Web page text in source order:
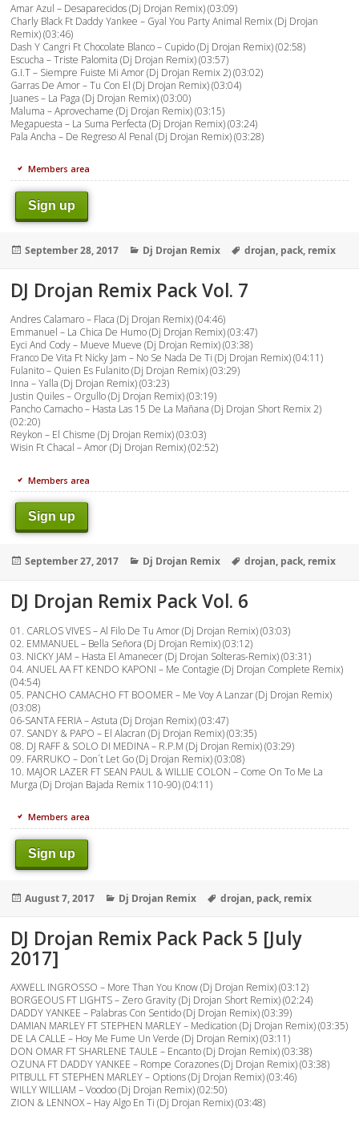
Amar Azul – Desaparecidos (Dj Drojan Remix) (03:09)
Charly Black Ft Daddy Yankee – Gyal You Party Animal Remix (Dj Drojan
Remix) (03:46)
Dash Y Cangri Ft Chocolate Blanco – Cupido (Dj Drojan Remix) (02:58)
Escucha – Triste Palomita (Dj Drojan Remix) (03:57)
G.I.T – Siempre Fuiste Mi Amor (Dj Drojan Remix 2) (03:02)
Garras De Amor – Tu Con El (Dj Drojan Remix) (03:04)
Juanes – La Paga (Dj Drojan Remix) (03:00)
Maluma – Aprovechame (Dj Drojan Remix) (03:15)
Megapuesta – La Suma Perfecta (Dj Drojan Remix) (03:24)
Pala Ancha – De Regreso Al Penal (Dj Drojan Remix) (03:28)
Members area
Sign up
Posted
September 28, 2017 Categories
Dj Drojan Remix Tags
drojan, pack, remix
DJ Drojan Remix Pack Vol. 7
Andres Calamaro – Flaca (Dj Drojan Remix) (04:46)
Emmanuel – La Chica De Humo (Dj Drojan Remix) (03:47)
Eyci And Cody – Mueve Mueve (Dj Drojan Remix) (03:38)
Franco De Vita Ft Nicky Jam – No Se Nada De Ti (Dj Drojan Remix) (04:11)
Fulanito – Quien Es Fulanito (Dj Drojan Remix) (03:29)
Inna – Yalla (Dj Drojan Remix) (03:23)
Justin Quiles – Orgullo (Dj Drojan Remix) (03:19)
Pancho Camacho – Hasta Las 15 De La Mañana (Dj Drojan Short Remix 2)
(02:20)
Reykon – El Chisme (Dj Drojan Remix) (03:03)
Wisin Ft Chacal – Amor (Dj Drojan Remix) (02:52)
Members area
Sign up
Posted
September 27, 2017 Categories
Dj Drojan Remix Tags
drojan, pack, remix
DJ Drojan Remix Pack Vol. 6
01. CARLOS VIVES – Al Filo De Tu Amor (Dj Drojan Remix) (03:03)
02. EMMANUEL – Bella Señora (Dj Drojan Remix) (03:12)
03. NICKY JAM – Hasta El Amanecer (Dj Drojan Solteras-Remix) (03:31)
04. ANUEL AA FT KENDO KAPONI – Me Contagie (Dj Drojan Complete Remix)
(04:54)
05. PANCHO CAMACHO FT BOOMER – Me Voy A Lanzar (Dj Drojan Remix)
(03:08)
06-SANTA FERIA – Astuta (Dj Drojan Remix) (03:47)
07. SANDY & PAPO – El Alacran (Dj Drojan Remix) (03:35)
08. DJ RAFF & SOLO DI MEDINA – R.P.M (Dj Drojan Remix) (03:29)
09. FARRUKO – Don´t Let Go (Dj Drojan Remix) (03:08)
10. MAJOR LAZER FT SEAN PAUL & WILLIE COLON – Come On To Me La
Murga (Dj Drojan Bajada Remix 110-90) (04:11)
Members area
Sign up
Posted
August 7, 2017 Categories
Dj Drojan Remix Tags
drojan, pack, remix
DJ Drojan Remix Pack Pack 5 [July
2017]
AXWELL INGROSSO – More Than You Know (Dj Drojan Remix) (03:12)
BORGEOUS FT LIGHTS – Zero Gravity (Dj Drojan Short Remix) (02:24)
DADDY YANKEE – Palabras Con Sentido (Dj Drojan Remix) (03:39)
DAMIAN MARLEY FT STEPHEN MARLEY – Medication (Dj Drojan Remix) (03:35)
DE LA CALLE – Hoy Me Fume Un Verde (Dj Drojan Remix) (03:11)
DON OMAR FT SHARLENE TAULE – Encanto (Dj Drojan Remix) (03:38)
OZUNA FT DADDY YANKEE – Rompe Corazones (Dj Drojan Remix) (03:38)
PITBULL FT STEPHEN MARLEY – Options (Dj Drojan Remix) (03:46)
WILLY WILLIAM – Voodoo (Dj Drojan Remix) (02:50)
ZION & LENNOX – Hay Algo En Ti (Dj Drojan Remix) (03:48)